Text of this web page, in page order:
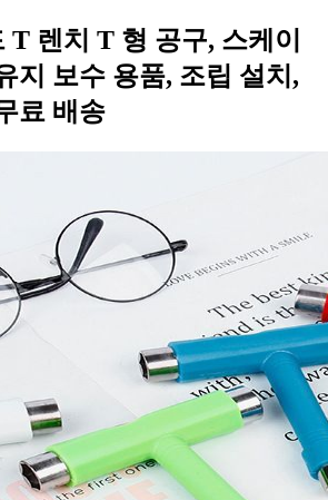
T 렌치 T 형 공구, 스케이
지 보수 용품, 조립 설치,
료 배송